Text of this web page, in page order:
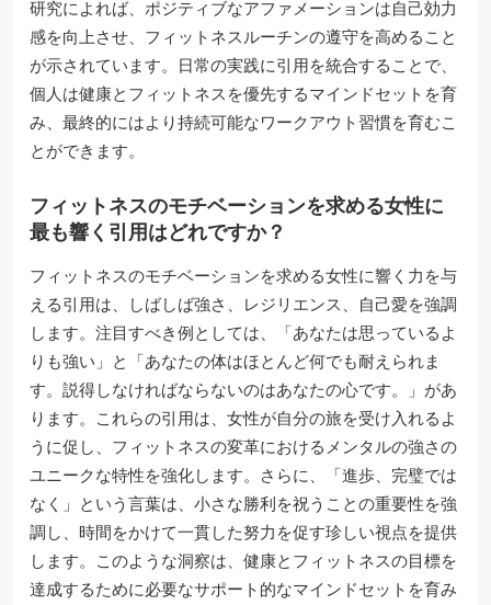
研究によれば、ポジティブなアファメーションは自己効力
感を向上させ、フィットネスルーチンの遵守を高めること
が示されています。日常の実践に引用を統合することで、
個人は健康とフィットネスを優先するマインドセットを育
み、最終的にはより持続可能なワークアウト習慣を育むこ
とができます。
フィットネスのモチベーションを求める女性に
最も響く引用はどれですか？
フィットネスのモチベーションを求める女性に響く力を与
える引用は、しばしば強さ、レジリエンス、自己愛を強調
します。注目すべき例としては、「あなたは思っているよ
りも強い」と「あなたの体はほとんど何でも耐えられま
す。説得しなければならないのはあなたの心です。」があ
ります。これらの引用は、女性が自分の旅を受け入れるよ
うに促し、フィットネスの変革におけるメンタルの強さの
ユニークな特性を強化します。さらに、「進歩、完璧では
なく」という言葉は、小さな勝利を祝うことの重要性を強
調し、時間をかけて一貫した努力を促す珍しい視点を提供
します。このような洞察は、健康とフィットネスの目標を
達成するために必要なサポート的なマインドセットを育み